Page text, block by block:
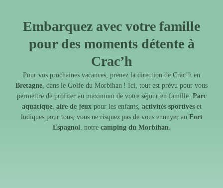
Embarquez avec votre famille
pour des moments détente à
Crac’h
Pour vos prochaines vacances, prenez la direction de Crac’h en
Bretagne, dans le Golfe du Morbihan ! Ici, tout est prévu pour vous
permettre de profiter au maximum de votre séjour en famille. Parc
aquatique, aire de jeuxpour les enfants, activités sportiveset
ludiques pour tous, vous ne risquez pas de vous ennuyer au Fort
Espagnol, notre camping du Morbihan.